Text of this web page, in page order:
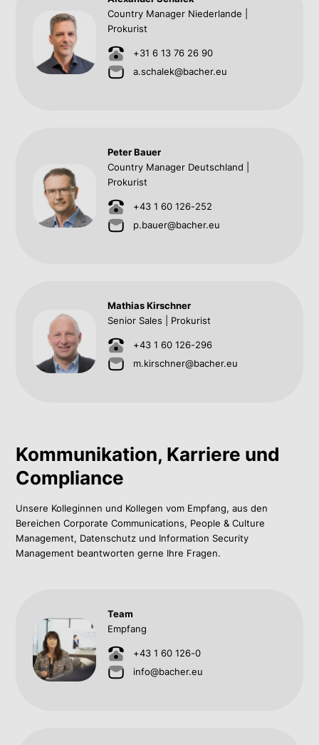
Country Manager Niederlande |
Prokurist
+31 6 13 76 26 90
a.schalek@bacher.eu
Peter Bauer
Country Manager Deutschland |
Prokurist
+43 1 60 126-252
p.bauer@bacher.eu
Mathias Kirschner
Senior Sales | Prokurist
+43 1 60 126-296
m.kirschner@bacher.eu
Kommunikation, Karriere und
Compliance
Unsere Kolleginnen und Kollegen vom Empfang, aus den
Bereichen Corporate Communications, People & Culture
Management, Datenschutz und Information Security
Management beantworten gerne Ihre Fragen.
Team
Empfang
+43 1 60 126-0
info@bacher.eu